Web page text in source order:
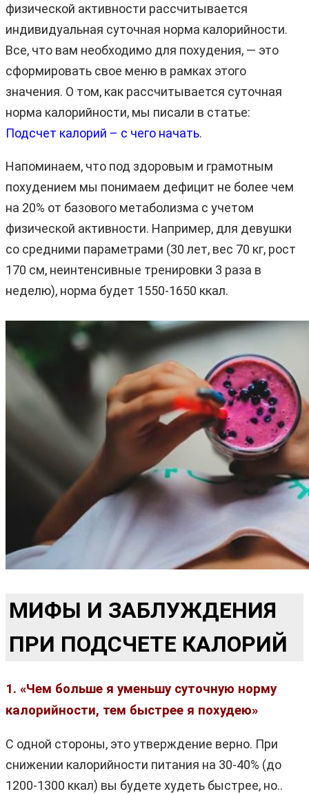
физической активности рассчитывается
индивидуальная суточная норма калорийности.
Все, что вам необходимо для похудения, — это
сформировать свое меню в рамках этого
значения. О том, как рассчитывается суточная
норма калорийности, мы писали в статье:
Подсчет калорий – с чего начать.
Напоминаем, что под здоровым и грамотным
похудением мы понимаем дефицит не более чем
на 20% от базового метаболизма с учетом
физической активности. Например, для девушки
со средними параметрами (30 лет, вес 70 кг, рост
170 см, неинтенсивные тренировки 3 раза в
неделю), норма будет 1550-1650 ккал.
МИФЫ И ЗАБЛУЖДЕНИЯ
ПРИ ПОДСЧЕТЕ КАЛОРИЙ
1. «Чем больше я уменьшу суточную норму
калорийности, тем быстрее я похудею»
С одной стороны, это утверждение верно. При
снижении калорийности питания на 30-40% (до
1200-1300 ккал) вы будете худеть быстрее, но..